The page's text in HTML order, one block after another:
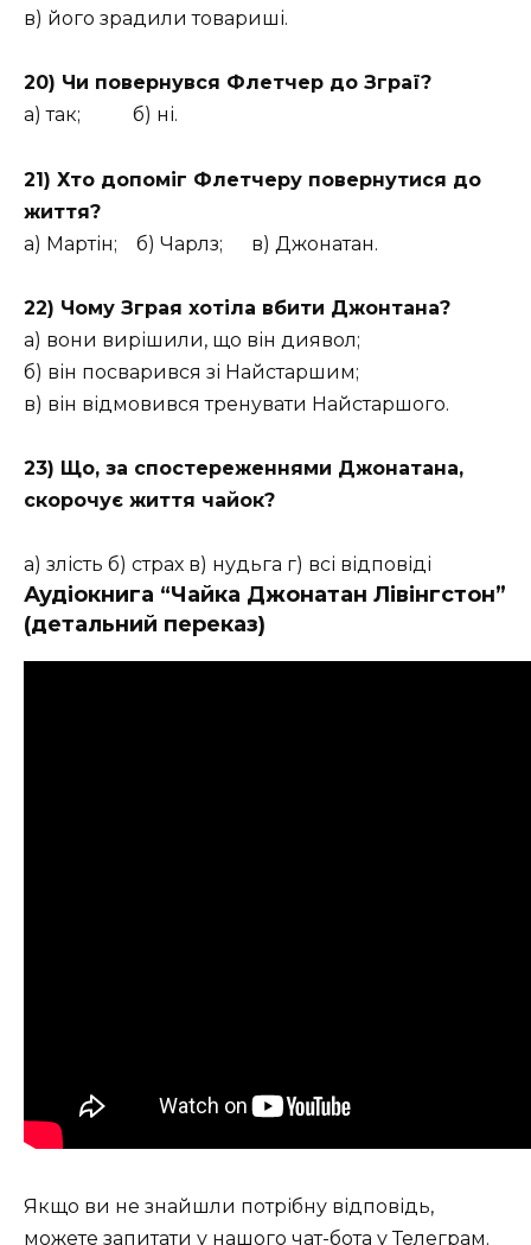
в) його зрадили товариші.
20) Чи повернувся Флетчер до Зграї?
а) так; б) ні.
21) Хто допоміг Флетчеру повернутися до
життя?
а) Мартін; б) Чарлз; в) Джонатан.
22) Чому Зграя хотіла вбити Джонтана?
а) вони вирішили, що він диявол;
б) він посварився зі Найстаршим;
в) він відмовився тренувати Найстаршого.
23) Що, за спостереженнями Джонатана,
скорочує життя чайок?
а) злість б) страх в) нудьга г) всі відповіді
Аудіокнига “Чайка Джонатан Лівінгстон”
(детальний переказ)
Якщо ви не знайшли потрібну відповідь,
можете запитати у нашого чат-бота у Телеграм.